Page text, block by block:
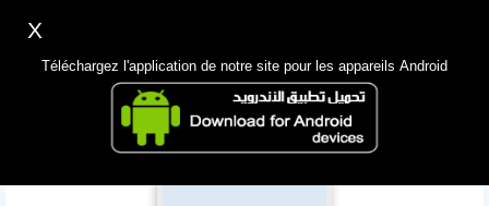
App Mobile
X
Téléchargez l'application de notre site pour les appareils Android